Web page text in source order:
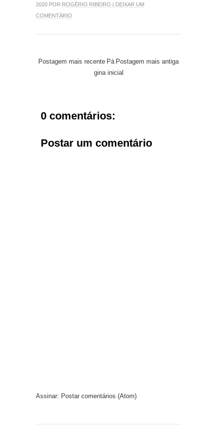
2020 POR ROGÉRIO RIBEIRO | DEIXAR UM
COMENTÁRIO
Postagem mais recente Postagem mais antiga
Pá
gina inicial
0 comentários:
Postar um comentário
Assinar: Postar comentários (Atom)